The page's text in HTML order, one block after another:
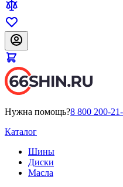
Нужна помощь?8 800 200-
Каталог
Шины
Диски
Масла